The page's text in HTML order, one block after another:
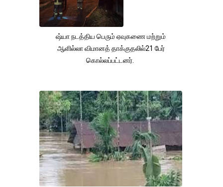
ஷ்யா நடத்திய பெரும் ஏவுகணை மற்றும்
ஆளில்லா விமானத் தாக்குதலில்21 பேர்
கொல்லப்பட்டனர்.